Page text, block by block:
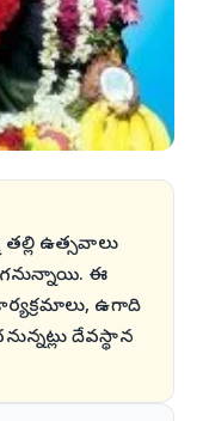
ఉత్సవాలు
ఈ
ఉగాది
దేవస్థాన